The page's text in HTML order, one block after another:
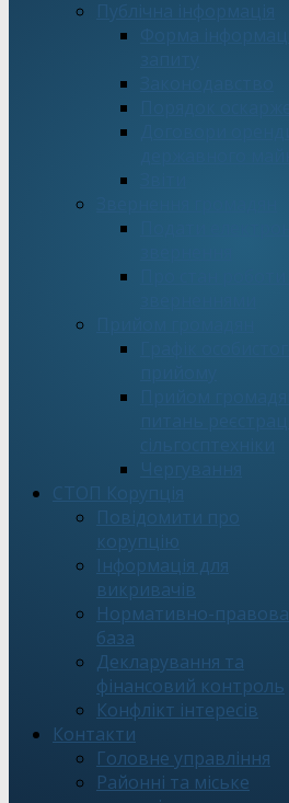
СТОП Корупція
Повідомити про
корупцію
Інформація для
викривачів
Нормативно-правова
база
Декларування та
фінансовий контроль
Конфлікт інтересів
Контакти
Головне управління
Районні та міське